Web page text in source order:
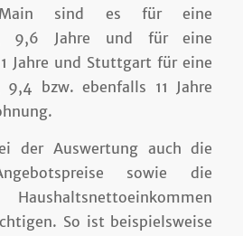
sind es für eine
9,6 Jahre und für eine
Jahre und Stuttgart für eine
9,4 bzw. ebenfalls 11 Jahre
der Auswertung auch die
sowie die
So ist beispielsweise